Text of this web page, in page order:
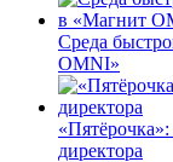
Среда
OMNI»
директора